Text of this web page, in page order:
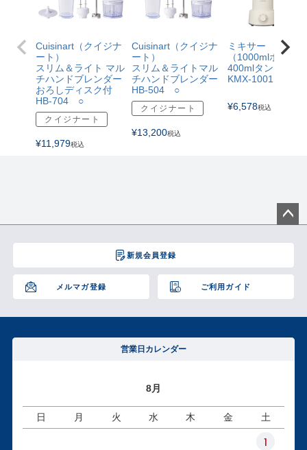
Cuisinart（クイジナ
ート）
スリム＆ライト マル
チハンドブレンダー
おろしディスク付
HB-704 ○
クイジナート
¥11,979税込
Cuisinart（クイジナ
ート）
スリム＆ライトマル
チハンドブレンダー
HB-504 ○
クイジナート
¥13,200税込
ミキサー
（1000mlボトル＋
400mlタンブラー
KMX-1001
¥6,578税込
新規会員登録
メルマガ登録 ご利用ガイド
ジト
へ
営業日カレンダー
8月
日 月 火 水 木 金 土
1